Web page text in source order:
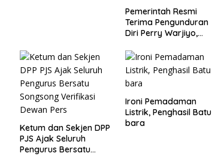
Pemerintah Resmi
Terima Pengunduran
Diri Perry Warjiyo,
Jalankan Tugas
Gubernur BI
Sementara
Ketum dan Sekjen DPP
PJS Ajak Seluruh
Pengurus Bersatu
Ironi Pemadaman
Listrik, Penghasil Batu
bara